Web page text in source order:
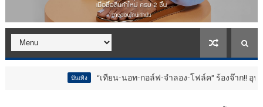
“เทียน-นอท-กอล์ฟ-จำลอง-โฟล์ค” ร้องจ๊าก!! อุปกรณ์ม่วนจอย